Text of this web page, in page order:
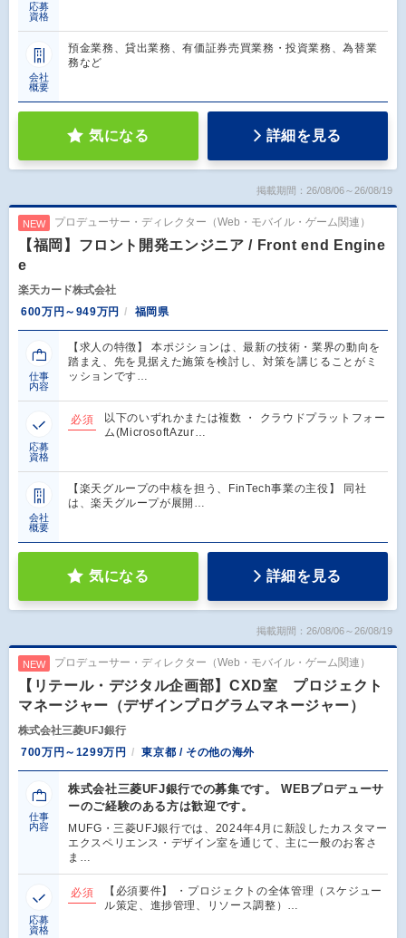
応募
資格
会社
概要
預金業務、貸出業務、有価証券売買業務・投資業務、為替業
務など
気になる 詳細を見る
掲載期間：26/08/06～26/08/19
NEW プロデューサー・ディレクター（Web・モバイル・ゲーム関連）
【福岡】フロント開発エンジニア / Front end Engine
e
楽天カード株式会社
600万円～949万円
福岡県
仕事
内容
【求人の特徴】 本ポジションは、最新の技術・業界の動向を
踏まえ、先を見据えた施策を検討し、対策を講じることがミ
ッションです…
応募
資格
必須
以下のいずれかまたは複数 ・ クラウドプラットフォー
ム(MicrosoftAzur…
会社
概要
【楽天グループの中核を担う、FinTech事業の主役】 同社
は、楽天グループが展開…
気になる 詳細を見る
掲載期間：26/08/06～26/08/19
NEW プロデューサー・ディレクター（Web・モバイル・ゲーム関連）
【リテール・デジタル企画部】CXD室 プロジェクト
マネージャー（デザインプログラムマネージャー）
株式会社三菱UFJ銀行
700万円～1299万円
東京都 / その他の海外
仕事
内容
株式会社三菱UFJ銀行での募集です。 WEBプロデューサ
ーのご経験のある方は歓迎です。
MUFG・三菱UFJ銀行では、2024年4月に新設したカスタマー
エクスペリエンス・デザイン室を通じて、主に一般のお客さ
ま…
応募
資格
必須
【必須要件】 ・プロジェクトの全体管理（スケジュー
ル策定、進捗管理、リソース調整）…